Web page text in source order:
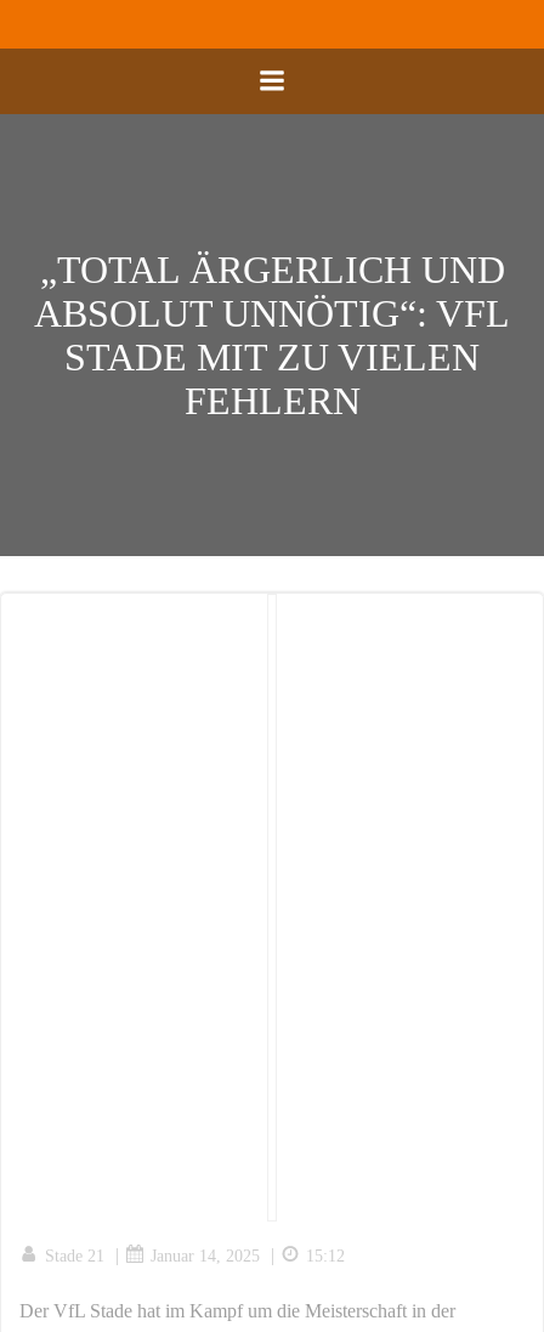
springen
„TOTAL ÄRGERLICH UND
ABSOLUT UNNÖTIG“: VFL
STADE MIT ZU VIELEN
FEHLERN
Stade 21 | Januar 14, 2025 | 15:12
Der VfL Stade hat im Kampf um die Meisterschaft in der